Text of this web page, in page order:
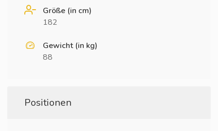
Größe (in cm)
182
Gewicht (in kg)
88
Positionen